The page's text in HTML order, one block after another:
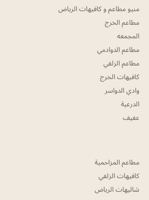
منيو مطاعم و كافيهات الرياض
مطاعم الخرج
المجمعه
مطاعم الدوادمي
مطاعم الزلفي
كافيهات الخرج
وادي الدواسر
الدرعية
عفيف
مطاعم المزاحمية
كافيهات الزلفي
شاليهات الرياض